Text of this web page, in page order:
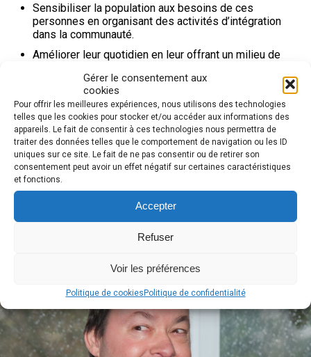
Gérer le consentement aux
cookies
Pour offrir les meilleures expériences, nous utilisons des technologies
telles que les cookies pour stocker et/ou accéder aux informations des
appareils. Le fait de consentir à ces technologies nous permettra de
traiter des données telles que le comportement de navigation ou les ID
uniques sur ce site. Le fait de ne pas consentir ou de retirer son
consentement peut avoir un effet négatif sur certaines caractéristiques
et fonctions.
Accepter
Refuser
Voir les préférences
Politique de cookiesPolitique de confidentialité
Sensibiliser la population aux besoins de ces
personnes en organisant des activités d’intégration
dans la communauté.
Améliorer leur quotidien en leur offrant un milieu de
fonction de leurs besoins.
Assurer la pérennité des services en organisant des
collectes de fonds en vue d’améliorer la qualité de
vie des personnes souffrant d’une déficience
intellectuelle ou d’un trouble du spectre de l’autisme.
Les résidents et les familles touchées, grands
bénéficiaires de vos dons, vous en seront très